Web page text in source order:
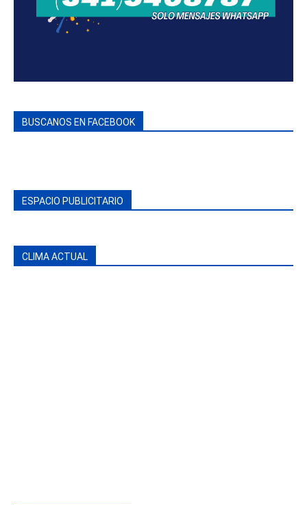
BUSCANOS EN FACEBOOK
ESPACIO PUBLICITARIO
CLIMA ACTUAL